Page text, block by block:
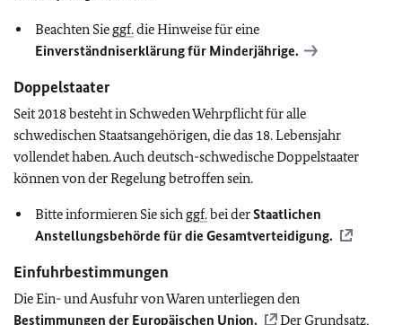
Beachten Sie ggf.die Hinweise für eine
Einverständniserklärung für Minderjährige.
Doppelstaater
Seit 2018 besteht in Schweden Wehrpflicht für alle
schwedischen Staatsangehörigen, die das 18. Lebensjahr
vollendet haben. Auch deutsch-schwedische Doppelstaater
können von der Regelung betroffen sein.
Bitte informieren Sie sich ggf.bei derStaatlichen
Anstellungsbehörde für die Gesamtverteidigung.
Einfuhrbestimmungen
Die Ein- und Ausfuhr von Waren unterliegen den
Bestimmungen der Europäischen Union.
Der Grundsatz,